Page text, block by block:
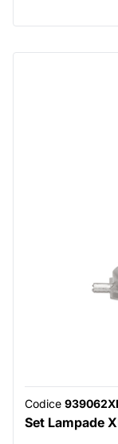
Codice
Set Lampade